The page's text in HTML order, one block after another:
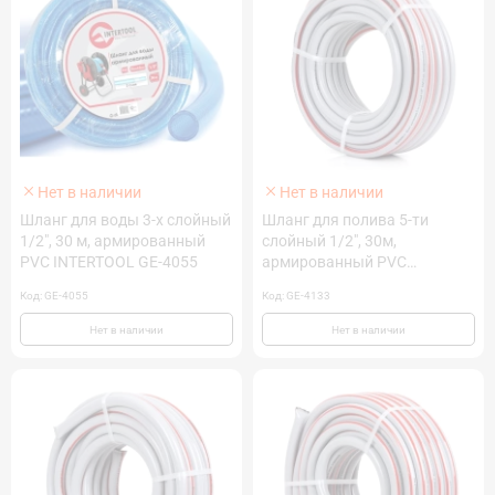
Нет в наличии
Шланг для воды 3-х слойный
1/2", 30 м, армированный
PVC INTERTOOL GE-4055
Код: GE-4055
Нет в наличии
Нет в наличии
Шланг для полива 5-ти
слойный 1/2", 30м,
армированный PVC
Код: GE-4133
Нет в наличии